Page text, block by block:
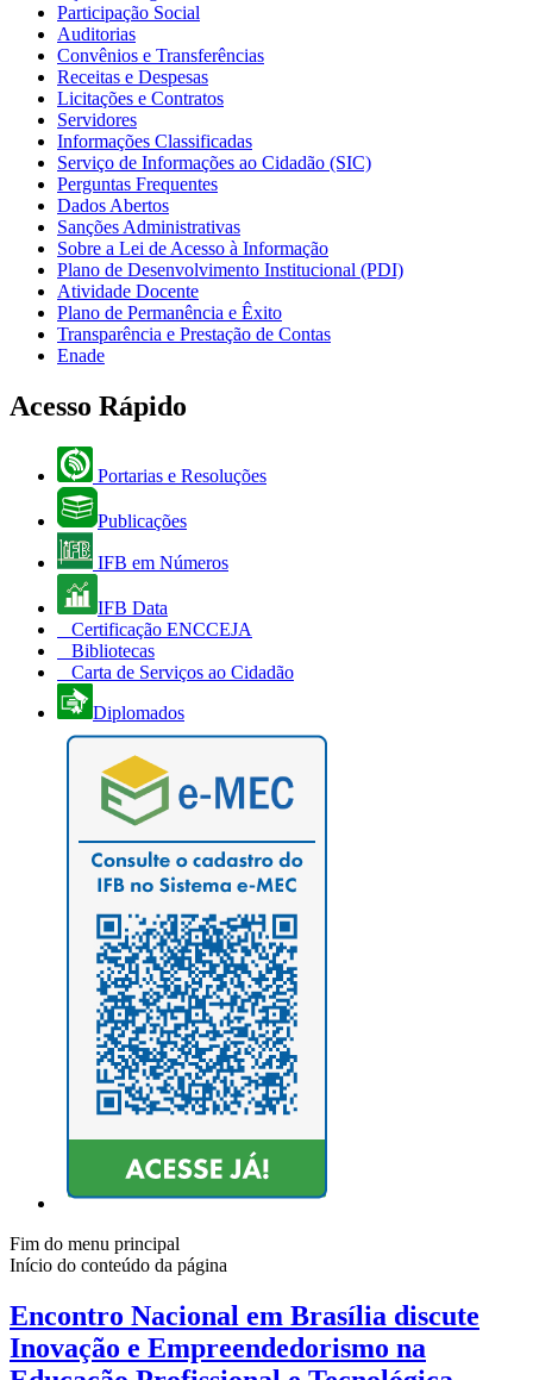
Participação Social
Auditorias
Convênios e Transferências
Receitas e Despesas
Licitações e Contratos
Servidores
Informações Classificadas
Serviço de Informações ao Cidadão (SIC)
Perguntas Frequentes
Dados Abertos
Sanções Administrativas
Sobre a Lei de Acesso à Informação
Plano de Desenvolvimento Institucional (PDI)
Atividade Docente
Plano de Permanência e Êxito
Transparência e Prestação de Contas
Enade
Acesso Rápido
Portarias e Resoluções
Publicações
IFB em Números
IFB Data
Certificação ENCCEJA
Bibliotecas
Carta de Serviços ao Cidadão
Diplomados
Fim do menu principal
Início do conteúdo da página
Encontro Nacional em Brasília discute
Inovação e Empreendedorismo na